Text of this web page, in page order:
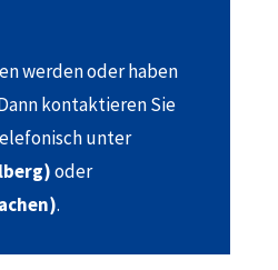
werden oder haben
kontaktieren Sie
unter
oder
.